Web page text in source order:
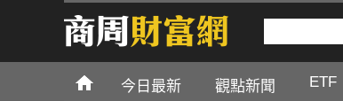
今日最新 觀點新聞 ETF